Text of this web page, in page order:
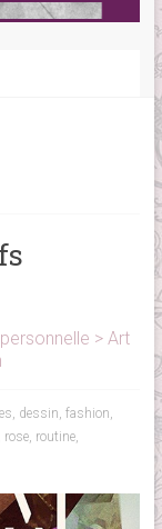
> Art
, dessin, fashion,
rose, routine,